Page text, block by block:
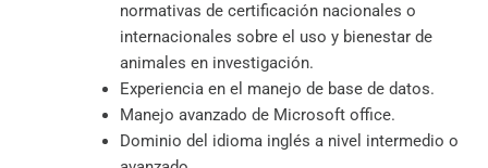
normativas de certificación nacionales o
internacionales sobre el uso y bienestar de
animales en investigación.
Experiencia en el manejo de base de datos.
Manejo avanzado de Microsoft office.
Dominio del idioma inglés a nivel intermedio o